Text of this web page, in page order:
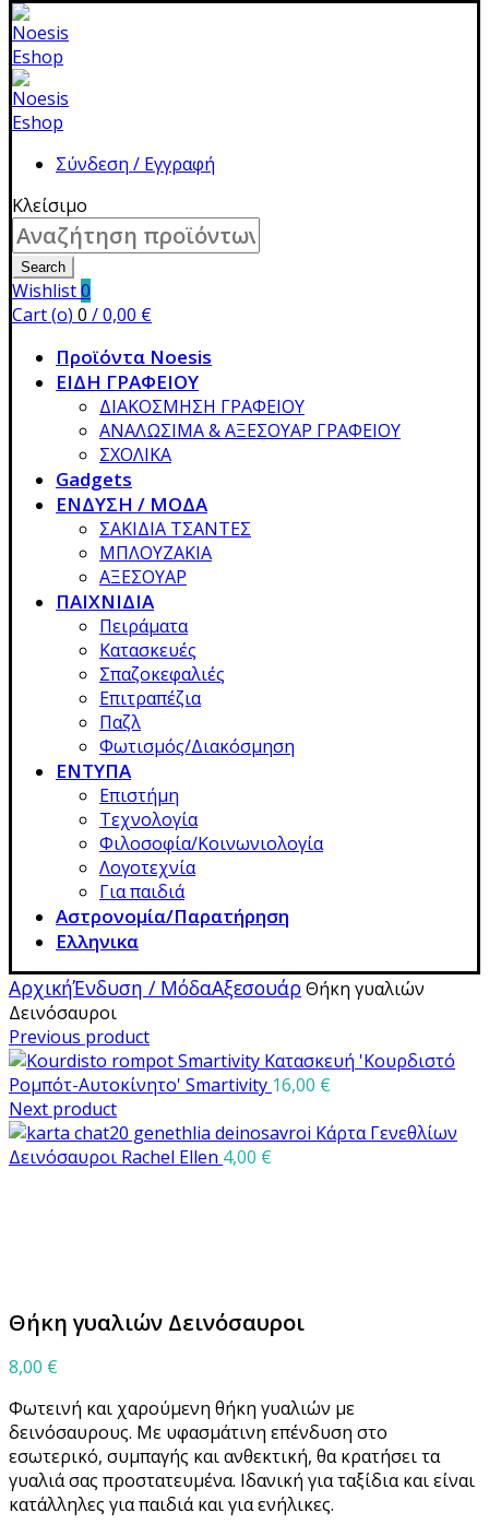
Σύνδεση / Εγγραφή
Κλείσιμο
Search
for:
Search
Wishlist0
Cart (o) 0 /0,00 €
Προϊόντα Noesis
ΕΙΔΗ ΓΡΑΦΕΙΟΥ
ΔΙΑΚΟΣΜΗΣΗ ΓΡΑΦΕΙΟΥ
ΑΝΑΛΩΣΙΜΑ & ΑΞΕΣΟΥΑΡ ΓΡΑΦΕΙΟΥ
ΣΧΟΛΙΚΑ
Gadgets
ΕΝΔΥΣΗ / ΜΟΔΑ
ΣΑΚΙΔΙΑ ΤΣΑΝΤΕΣ
ΜΠΛΟΥΖΑΚΙΑ
ΑΞΕΣΟΥΑΡ
ΠΑΙΧΝΙΔΙΑ
Πειράματα
Κατασκευές
Σπαζοκεφαλιές
Επιτραπέζια
Παζλ
Φωτισμός/Διακόσμηση
ΕΝΤΥΠΑ
Επιστήμη
Τεχνολογία
Φιλοσοφία/Κοινωνιολογία
Λογοτεχνία
Για παιδιά
Αστρονομία/Παρατήρηση
Ελληνικα
ΑρχικήΈνδυση / ΜόδαΑξεσουάρΘήκη γυαλιών
Δεινόσαυροι
Previous product
Κατασκευή 'Κουρδιστό
Ρομπότ-Αυτοκίνητο' Smartivity 16,00 €
Next product
Κάρτα Γενεθλίων
Δεινόσαυροι Rachel Ellen 4,00 €
Θήκη γυαλιών Δεινόσαυροι
8,00 €
Φωτεινή και χαρούμενη θήκη γυαλιών με
δεινόσαυρους. Με υφασμάτινη επένδυση στο
εσωτερικό, συμπαγής και ανθεκτική, θα κρατήσει τα
γυαλιά σας προστατευμένα. Ιδανική για ταξίδια και είναι
κατάλληλες για παιδιά και για ενήλικες.